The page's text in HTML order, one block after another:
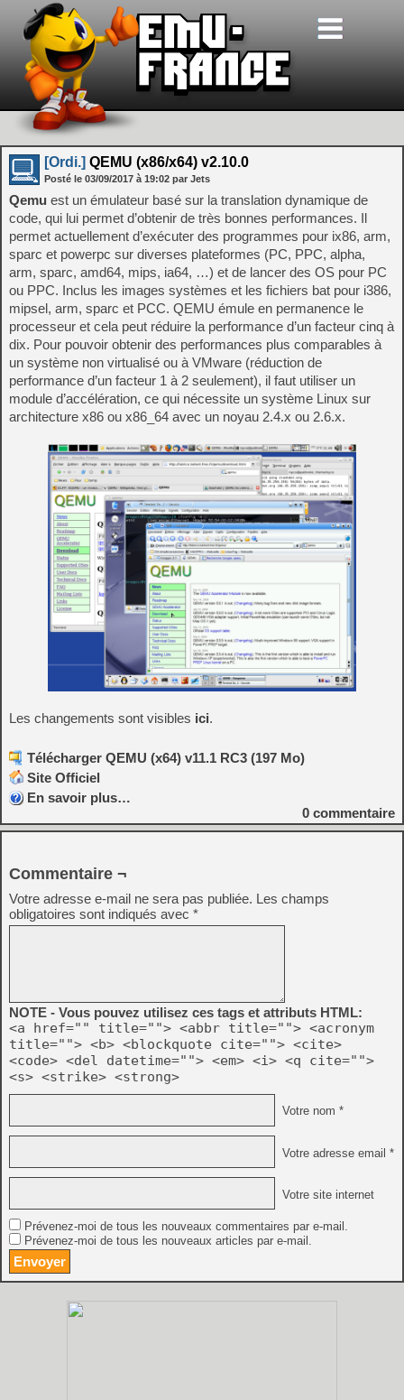
[Ordi.] QEMU (x86/x64) v2.10.0
Posté le 03/09/2017 à 19:02 par Jets
Qemu est un émulateur basé sur la translation dynamique de
code, qui lui permet d’obtenir de très bonnes performances. Il
permet actuellement d’exécuter des programmes pour ix86, arm,
sparc et powerpc sur diverses plateformes (PC, PPC, alpha,
arm, sparc, amd64, mips, ia64, …) et de lancer des OS pour PC
ou PPC. Inclus les images systèmes et les fichiers bat pour i386,
mipsel, arm, sparc et PCC. QEMU émule en permanence le
processeur et cela peut réduire la performance d’un facteur cinq à
dix. Pour pouvoir obtenir des performances plus comparables à
un système non virtualisé ou à VMware (réduction de
performance d’un facteur 1 à 2 seulement), il faut utiliser un
module d’accélération, ce qui nécessite un système Linux sur
architecture x86 ou x86_64 avec un noyau 2.4.x ou 2.6.x.
Les changements sont visibles ici.
Télécharger QEMU (x64) v11.1 RC3 (197 Mo)
Site Officiel
En savoir plus…
0 commentaire
Commentaire ¬
Votre adresse e-mail ne sera pas publiée. Les champs
obligatoires sont indiqués avec *
NOTE - Vous pouvez utilisez ces tags et attributs HTML:
<a href="" title=""> <abbr title=""> <acronym
title=""> <b> <blockquote cite=""> <cite>
<code> <del datetime=""> <em> <i> <q cite="">
<s> <strike> <strong>
Votre nom *
Votre adresse email *
Votre site internet
Prévenez-moi de tous les nouveaux commentaires par e-mail.
Prévenez-moi de tous les nouveaux articles par e-mail.